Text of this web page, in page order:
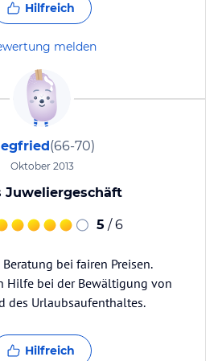
Hilfreich
melden
(66-70)
Oktober 2013
Juweliergeschäft
5 / 6
bei fairen Preisen.
Hilfe bei der Bewältigung von
des Urlaubsaufenthaltes.
Hilfreich